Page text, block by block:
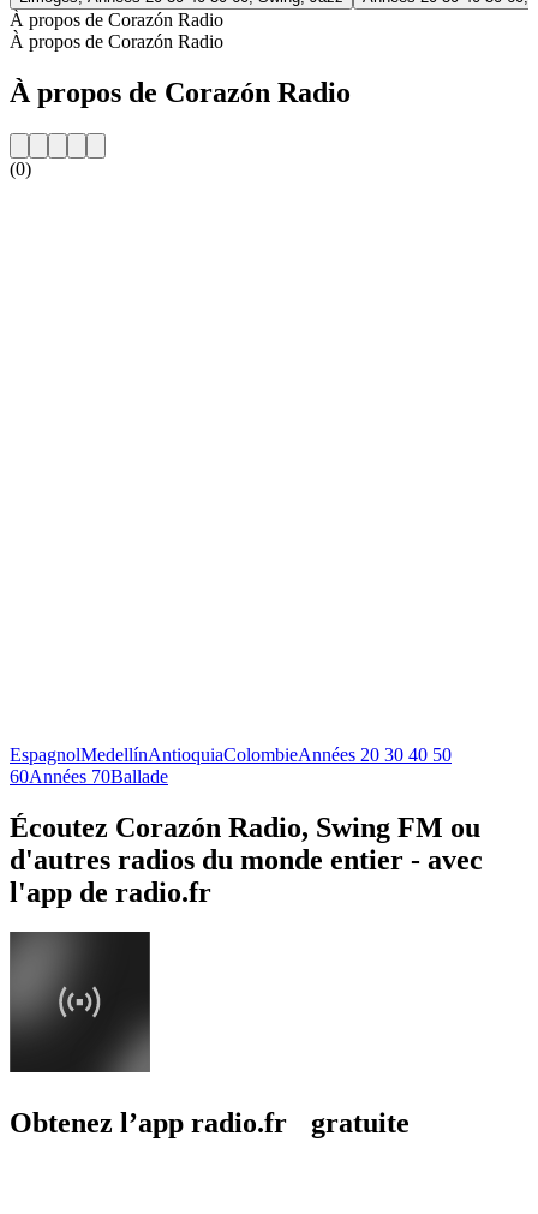
À propos de Corazón Radio
À propos de Corazón Radio
À propos de Corazón Radio
(0)
EspagnolMedellínAntioquiaColombieAnnées 20 30 40 50
60Années 70Ballade
Écoutez Corazón Radio, Swing FM ou
d'autres radios du monde entier - avec
l'app de radio.fr
Obtenez l’app radio.fr gratuite